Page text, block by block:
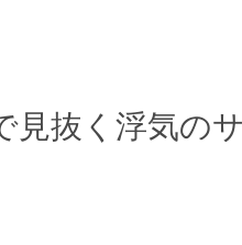
見抜く浮気の